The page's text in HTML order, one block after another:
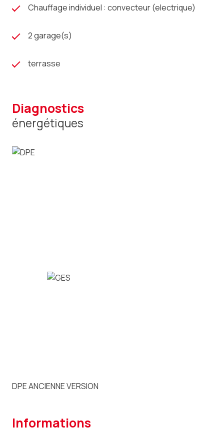
Chauffage individuel : convecteur (electrique)
2 garage(s)
terrasse
diagnostics
énergétiques
DPE ANCIENNE VERSION
informations